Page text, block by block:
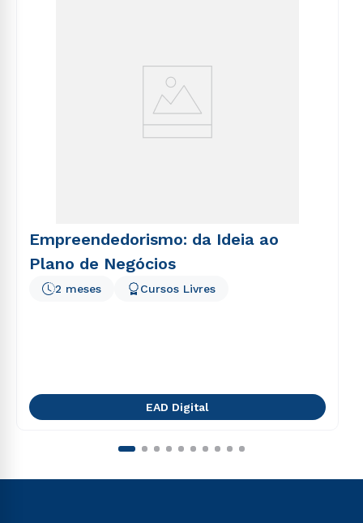
Empreendedorismo: da Ideia ao
Plano de Negócios
2 meses Cursos Livres
EAD Digital